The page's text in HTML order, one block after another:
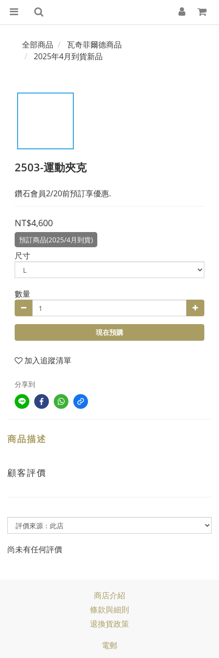
全部商品
瓦奇菲爾德商品
2025年4月到貨新品
2503-運動夾克
鑽石會員2/20前預訂享優惠.
NT$4,600
預訂商品(2025/4月到貨)
尺寸
數量
現在預購
加入追蹤清單
分享到
商品描述
顧客評價
尚未有任何評價
商店介紹
條款與細則
退換貨政策
電郵